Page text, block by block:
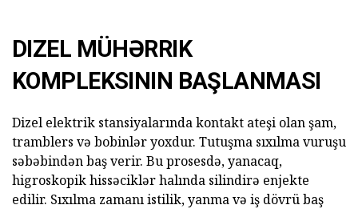
DIZEL MÜHƏRRIK
KOMPLEKSININ BAŞLANMASI
Dizel elektrik stansiyalarında kontakt ateşi olan şam,
tramblers və bobinlər yoxdur. Tutuşma sıxılma vuruşu
səbəbindən baş verir. Bu prosesdə, yanacaq,
higroskopik hissəciklər halında silindirə enjekte
edilir. Sıxılma zamanı istilik, yanma və iş dövrü baş